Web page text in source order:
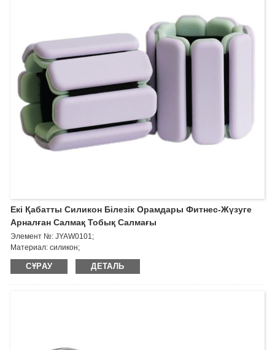
Екі Қабатты Силикон Білезік Орамдары Фитнес-Жүзуге
Арналған Салмақ Тобық Салмағы
Элемент №: JYAW0101;
Материал: силикон;
Өлшемі: 265*73*14мм;
Салмағы: 0,5 кг * 2 дана / 1 фунт * 2 дана
СҰРАУ ДЕТАЛЬ